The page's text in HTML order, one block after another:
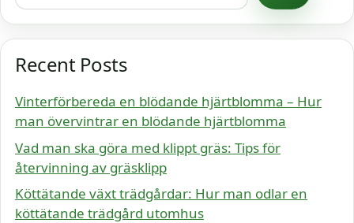
Recent Posts
Vinterförbereda en blödande hjärtblomma – Hur
man övervintrar en blödande hjärtblomma
Vad man ska göra med klippt gräs: Tips för
återvinning av gräsklipp
Köttätande växt trädgårdar: Hur man odlar en
köttätande trädgård utomhus